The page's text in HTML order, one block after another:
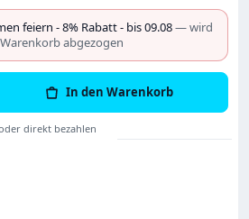
feiern - 8% Rabatt - bis 09.08— wird
abgezogen
Gib den gewünschten
In den Warenkorb